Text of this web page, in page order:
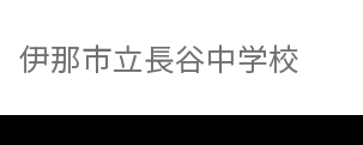
伊那市立長谷中学校